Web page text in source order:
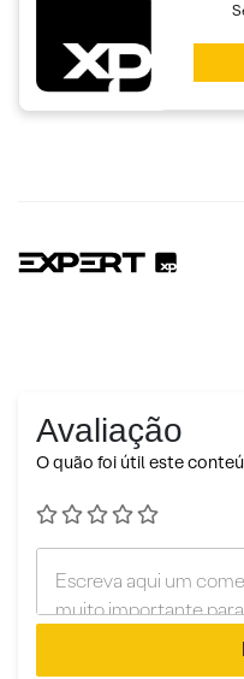
Avaliação
O quão foi útil este